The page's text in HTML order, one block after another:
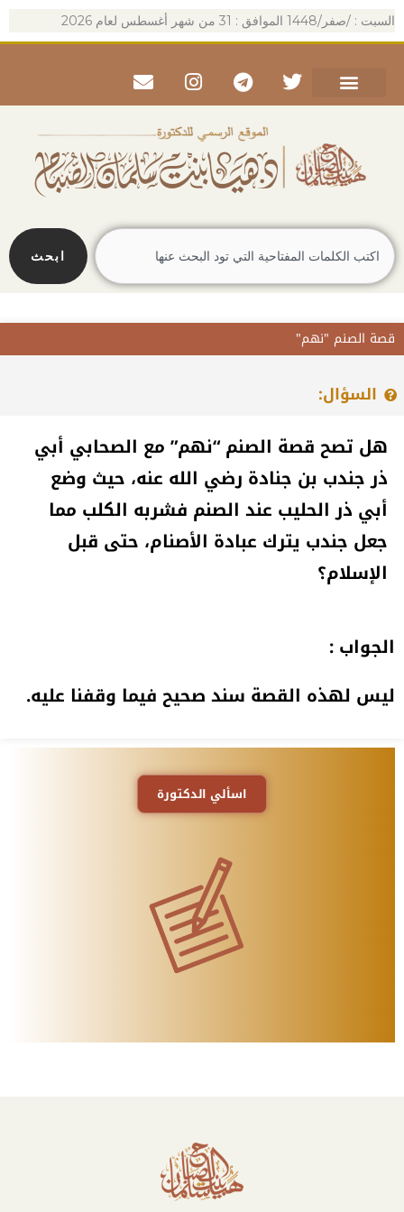
السبت : /صفر/1448 الموافق : 31 من شهر أغسطس لعام 2026
Twitter
Telegram
Instagram
Envelope
Search
ابحث
قصة الصنم "نهم"
السؤال:
هل تصح قصة الصنم “نهم” مع الصحابي أبي
ذر جندب بن جنادة رضي الله عنه، حيث وضع
أبي ذر الحليب عند الصنم فشربه الكلب مما
جعل جندب يترك عبادة الأصنام، حتى قبل
الإسلام؟
الجواب :
ليس لهذه القصة سند صحيح فيما وقفنا عليه.
اسألي الدكتورة